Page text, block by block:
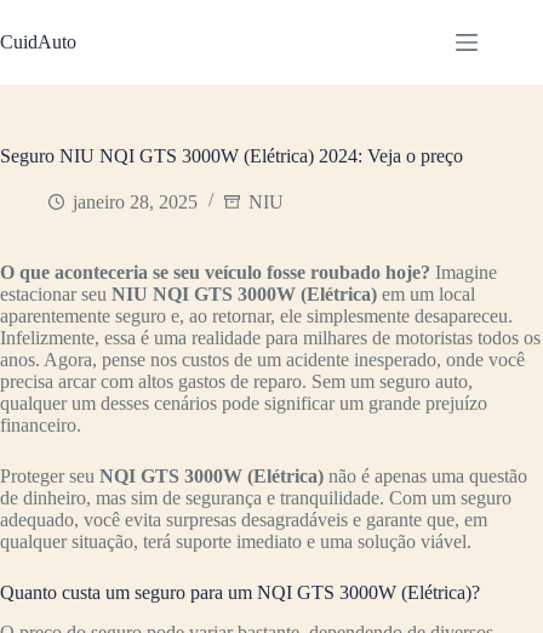
para
o
CuidAuto
Seguro NIU NQI GTS 3000W (Elétrica) 2024: Veja o preço
janeiro 28, 2025 NIU
O que aconteceria se seu veículo fosse roubado hoje? Imagine
estacionar seu NIU NQI GTS 3000W (Elétrica) em um local
aparentemente seguro e, ao retornar, ele simplesmente desapareceu.
Infelizmente, essa é uma realidade para milhares de motoristas todos os
anos. Agora, pense nos custos de um acidente inesperado, onde você
precisa arcar com altos gastos de reparo. Sem um seguro auto,
qualquer um desses cenários pode significar um grande prejuízo
financeiro.
Proteger seu NQI GTS 3000W (Elétrica) não é apenas uma questão
de dinheiro, mas sim de segurança e tranquilidade. Com um seguro
adequado, você evita surpresas desagradáveis e garante que, em
qualquer situação, terá suporte imediato e uma solução viável.
Quanto custa um seguro para um NQI GTS 3000W (Elétrica)?